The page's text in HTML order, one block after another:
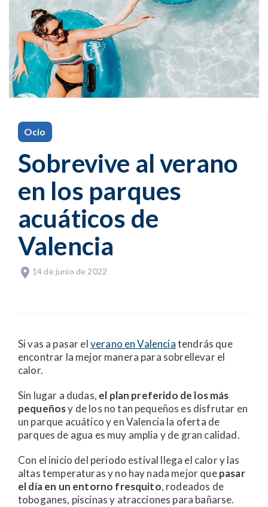
Ocio
Sobrevive al verano
en los parques
acuáticos de
Valencia
14 de junio de 2022
Si vas a pasar elverano en Valenciatendrás que
encontrar la mejor manera para sobrellevar el
calor.
Sin lugar a dudas, el plan preferido de los más
pequeñosy de los no tan pequeños es disfrutar en
un parque acuático y en Valencia la oferta de
parques de agua es muy amplia y de gran calidad.
Con el inicio del periodo estival llega el calor y las
altas temperaturas y no hay nada mejor quepasar
el día en un entorno fresquito, rodeados de
toboganes, piscinas y atracciones para bañarse.